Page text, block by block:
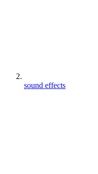
sound effects